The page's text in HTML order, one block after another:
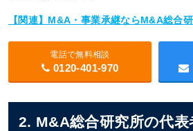
【関連】M&A・事業承継ならM&A総合
電話で無料相談
0120-401-970
2. M&A総合研究所の代表